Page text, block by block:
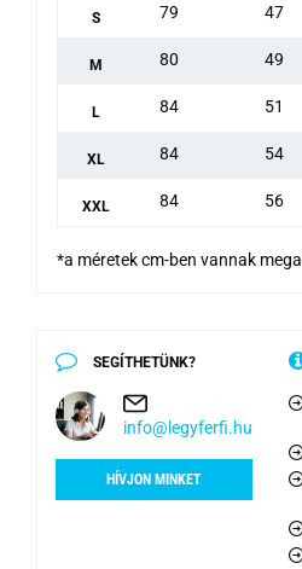
S 79 47
M 80 49
L 84 51
XL 84 54
XXL 84 56
*a méretek cm-ben vannak
SEGÍTHETÜNK?
info@legyferfi.hu
HÍVJON MINKET